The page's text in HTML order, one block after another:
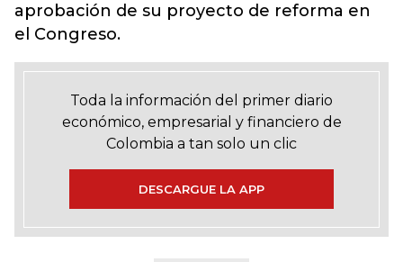
aprobación de su proyecto de reforma en
el Congreso.
Toda la información del primer diario
económico, empresarial y financiero de
Colombia a tan solo un clic
DESCARGUE LA APP